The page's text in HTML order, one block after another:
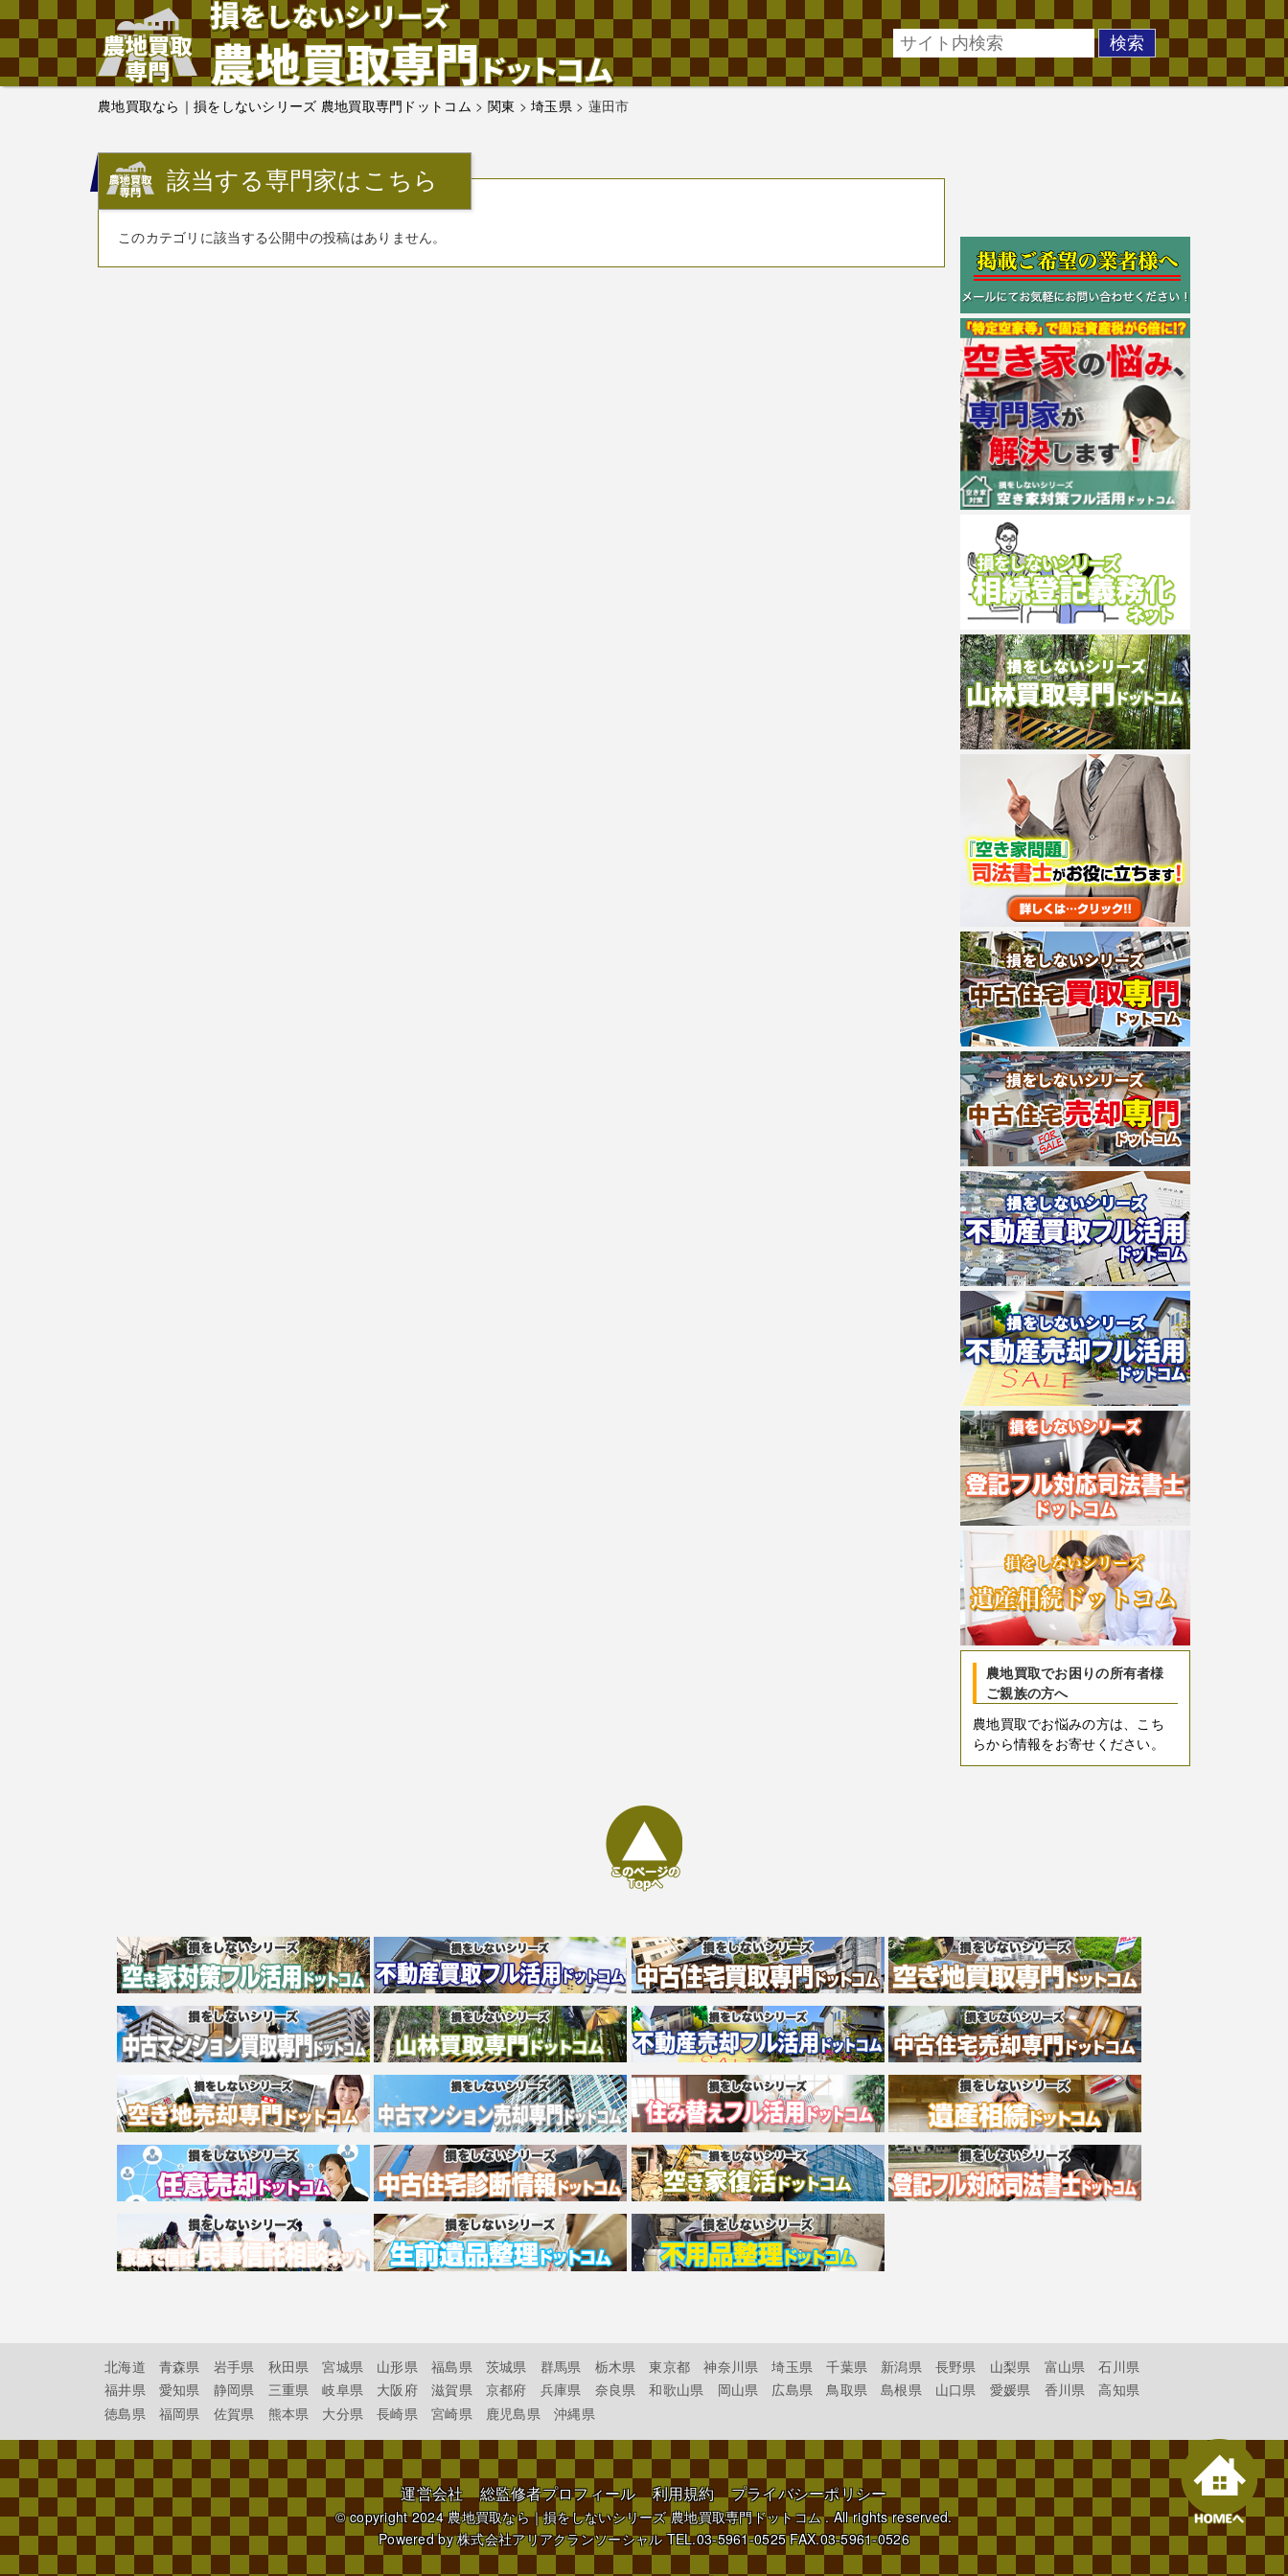
農地買取なら｜損をしないシリーズ 農地買取専門ドットコム > 関東 >埼玉県> 蓮田市
該当する専門家はこちら
このカテゴリに該当する公開中の投稿はありません。
農地買取でお困りの所有者様
ご親族の方へ
農地買取でお悩みの方は、こち
らから情報をお寄せください。
北海道 青森県 岩手県 秋田県 宮城県 山形県 福島県 茨城県 群馬県 栃木県 東京都 神奈川県 埼玉県 千葉県 新潟県 長野県 山梨県 富山県
石川県
福井県
愛知県 静岡県 三重県 岐阜県 大阪府 滋賀県 京都府 兵庫県 奈良県 和歌山県 岡山県 広島県 鳥取県 島根県 山口県 愛媛県 香川県
高知県
徳島県
福岡県 佐賀県 熊本県 大分県 長崎県 宮崎県 鹿児島県 沖縄県
運営会社 総監修者プロフィール 利用規約 プライバシーポリシー
© copyright 2024農地買取なら｜損をしないシリーズ 農地買取専門ドットコム. All rights reserved.
Powered by株式会社アリアクランソーシャルTEL.03-5961-0525 FAX.03-5961-0526